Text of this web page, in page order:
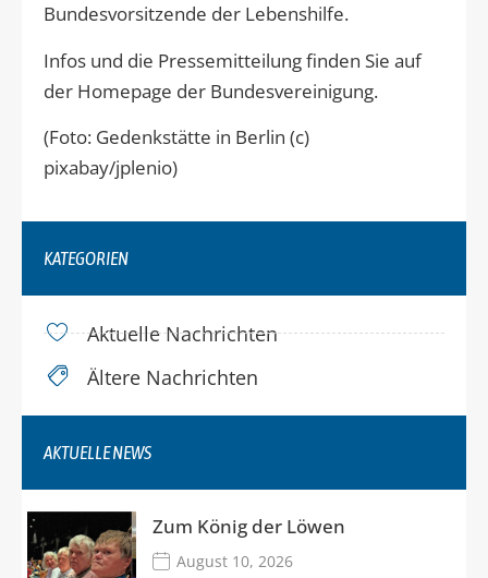
Bundesvorsitzende der Lebenshilfe.
Infos und die Pressemitteilung finden Sie auf
der Homepage der Bundesvereinigung.
(Foto: Gedenkstätte in Berlin (c)
pixabay/jplenio)
KATEGORIEN
Aktuelle Nachrichten
Ältere Nachrichten
AKTUELLE NEWS
Zum König der Löwen
August 10, 2026